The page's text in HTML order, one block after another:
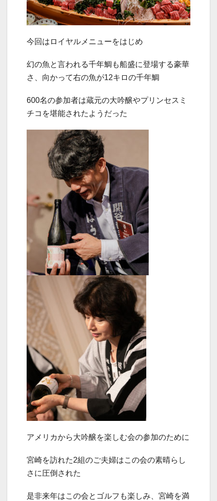
今回はロイヤルメニューをはじめ
幻の魚と言われる千年鯛も船盛に登場する豪華
さ、向かって右の魚が12キロの千年鯛
600名の参加者は蔵元の大吟醸やプリンセスミ
チコを堪能されたようだった
アメリカから大吟醸を楽しむ会の参加のために
宮崎を訪れた2組のご夫婦はこの会の素晴らし
さに圧倒された
是非来年はこの会とゴルフも楽しみ、宮崎を満